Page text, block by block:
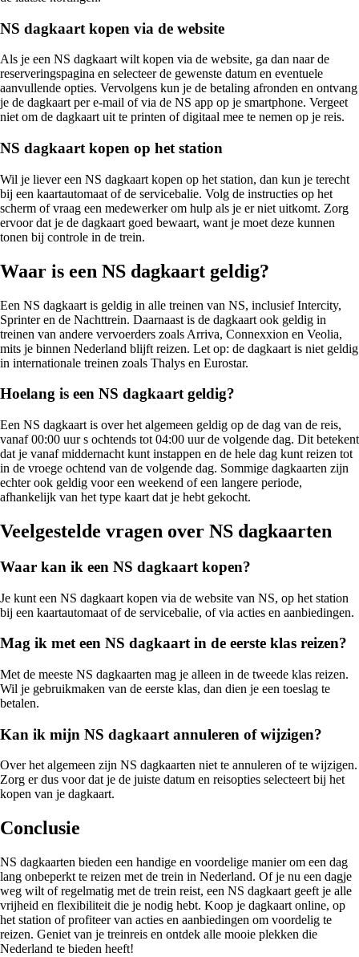
NS dagkaart kopen via de website
Als je een NS dagkaart wilt kopen via de website, ga dan naar de
reserveringspagina en selecteer de gewenste datum en eventuele
aanvullende opties. Vervolgens kun je de betaling afronden en ontvang
je de dagkaart per e-mail of via de NS app op je smartphone. Vergeet
niet om de dagkaart uit te printen of digitaal mee te nemen op je reis.
NS dagkaart kopen op het station
Wil je liever een NS dagkaart kopen op het station, dan kun je terecht
bij een kaartautomaat of de servicebalie. Volg de instructies op het
scherm of vraag een medewerker om hulp als je er niet uitkomt. Zorg
ervoor dat je de dagkaart goed bewaart, want je moet deze kunnen
tonen bij controle in de trein.
Waar is een NS dagkaart geldig?
Een NS dagkaart is geldig in alle treinen van NS, inclusief Intercity,
Sprinter en de Nachttrein. Daarnaast is de dagkaart ook geldig in
treinen van andere vervoerders zoals Arriva, Connexxion en Veolia,
mits je binnen Nederland blijft reizen. Let op: de dagkaart is niet geldig
in internationale treinen zoals Thalys en Eurostar.
Hoelang is een NS dagkaart geldig?
Een NS dagkaart is over het algemeen geldig op de dag van de reis,
vanaf 00:00 uur s ochtends tot 04:00 uur de volgende dag. Dit betekent
dat je vanaf middernacht kunt instappen en de hele dag kunt reizen tot
in de vroege ochtend van de volgende dag. Sommige dagkaarten zijn
echter ook geldig voor een weekend of een langere periode,
afhankelijk van het type kaart dat je hebt gekocht.
Veelgestelde vragen over NS dagkaarten
Waar kan ik een NS dagkaart kopen?
Je kunt een NS dagkaart kopen via de website van NS, op het station
bij een kaartautomaat of de servicebalie, of via acties en aanbiedingen.
Mag ik met een NS dagkaart in de eerste klas reizen?
Met de meeste NS dagkaarten mag je alleen in de tweede klas reizen.
Wil je gebruikmaken van de eerste klas, dan dien je een toeslag te
betalen.
Kan ik mijn NS dagkaart annuleren of wijzigen?
Over het algemeen zijn NS dagkaarten niet te annuleren of te wijzigen.
Zorg er dus voor dat je de juiste datum en reisopties selecteert bij het
kopen van je dagkaart.
Conclusie
NS dagkaarten bieden een handige en voordelige manier om een dag
lang onbeperkt te reizen met de trein in Nederland. Of je nu een dagje
weg wilt of regelmatig met de trein reist, een NS dagkaart geeft je alle
vrijheid en flexibiliteit die je nodig hebt. Koop je dagkaart online, op
het station of profiteer van acties en aanbiedingen om voordelig te
reizen. Geniet van je treinreis en ontdek alle mooie plekken die
Nederland te bieden heeft!